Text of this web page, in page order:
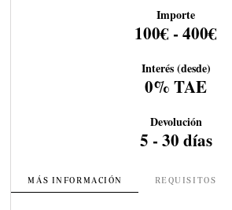
Importe
100€ - 400€
Interés (desde)
0% TAE
Devolución
5 - 30 días
MÁS INFORMACIÓN REQUISITOS